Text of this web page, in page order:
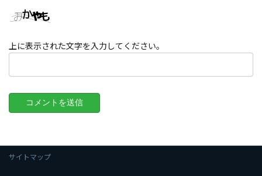
上に表示された文字を入力してください。
サイトマップ